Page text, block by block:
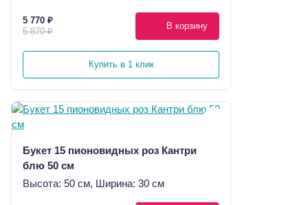
5 770 ₽
5 870 ₽
В корзину
Купить в 1 клик
Букет 15 пионовидных роз Кантри
блю 50 см
Высота: 50 см, Ширина: 30 см